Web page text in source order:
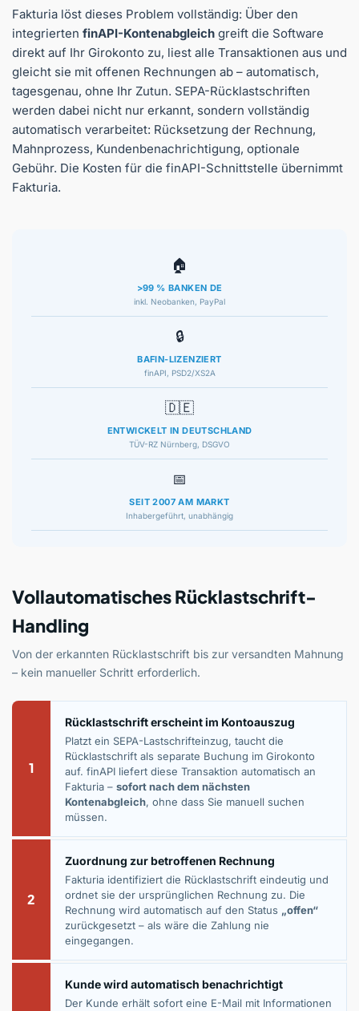
Fakturia löst dieses Problem vollständig: Über den
integrierten finAPI-Kontenabgleich greift die Software
direkt auf Ihr Girokonto zu, liest alle Transaktionen aus und
gleicht sie mit offenen Rechnungen ab – automatisch,
tagesgenau, ohne Ihr Zutun. SEPA-Rücklastschriften
werden dabei nicht nur erkannt, sondern vollständig
automatisch verarbeitet: Rücksetzung der Rechnung,
Mahnprozess, Kundenbenachrichtigung, optionale
Gebühr. Die Kosten für die finAPI-Schnittstelle übernimmt
Fakturia.
🏠
>99 % BANKEN DE
inkl. Neobanken, PayPal
🔒
BAFIN-LIZENZIERT
finAPI, PSD2/XS2A
🇩🇪
ENTWICKELT IN DEUTSCHLAND
TÜV-RZ Nürnberg, DSGVO
📅
SEIT 2007 AM MARKT
Inhabergeführt, unabhängig
Vollautomatisches Rücklastschrift-
Handling
Von der erkannten Rücklastschrift bis zur versandten Mahnung
– kein manueller Schritt erforderlich.
1
Rücklastschrift erscheint im Kontoauszug
Platzt ein SEPA-Lastschrifteinzug, taucht die
Rücklastschrift als separate Buchung im Girokonto
auf. finAPI liefert diese Transaktion automatisch an
Fakturia – sofort nach dem nächsten
Kontenabgleich, ohne dass Sie manuell suchen
müssen.
2
Zuordnung zur betroffenen Rechnung
Fakturia identifiziert die Rücklastschrift eindeutig und
ordnet sie der ursprünglichen Rechnung zu. Die
Rechnung wird automatisch auf den Status „offen“
zurückgesetzt – als wäre die Zahlung nie
eingegangen.
Kunde wird automatisch benachrichtigt
Der Kunde erhält sofort eine E-Mail mit Informationen